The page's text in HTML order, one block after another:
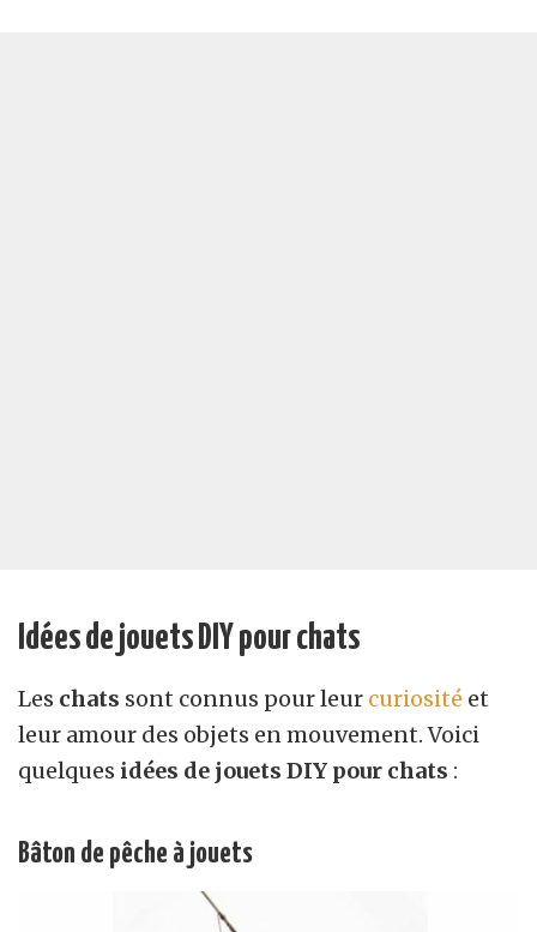
Idées de jouets DIY pour chats
Les chats sont connus pour leur curiosité et
leur amour des objets en mouvement. Voici
quelques idées de jouets DIY pour chats :
Bâton de pêche à jouets